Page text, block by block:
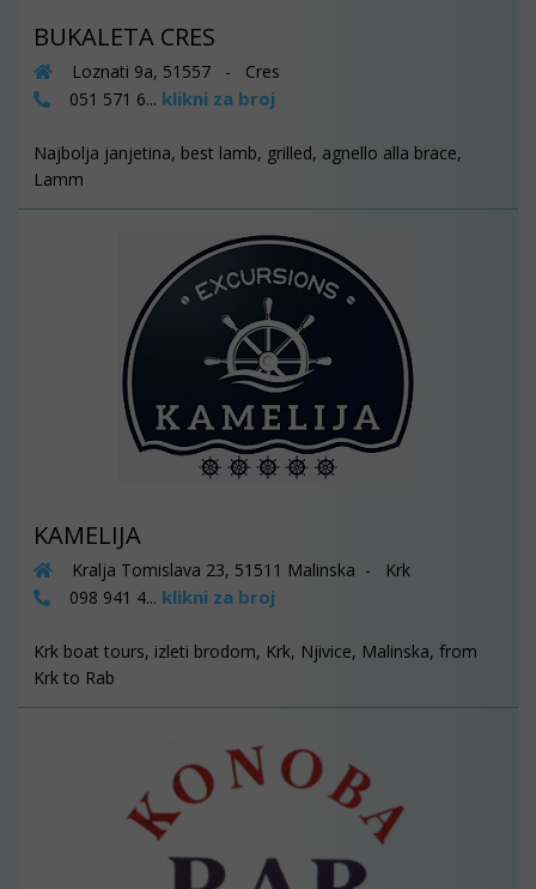
BUKALETA CRES
Loznati 9a, 51557 - Cres
051 571 6... klikni za broj
Najbolja janjetina, best lamb, grilled, agnello alla brace,
Lamm
KAMELIJA
Kralja Tomislava 23, 51511 Malinska - Krk
098 941 4... klikni za broj
Krk boat tours, izleti brodom, Krk, Njivice, Malinska, from
Krk to Rab